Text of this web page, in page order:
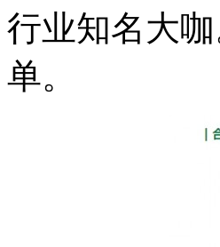
行业知名大
单。